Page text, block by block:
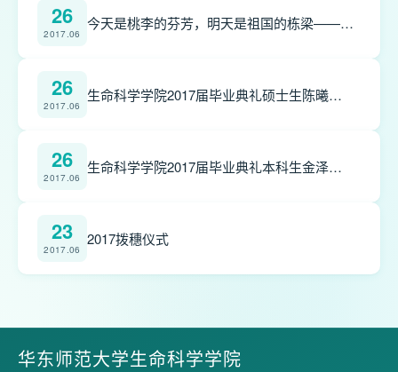
26
2017.06
今天是桃李的芬芳，明天是祖国的栋梁——生命科学学院2017届毕业典礼教师代表陈立侨发言稿
26
2017.06
生命科学学院2017届毕业典礼硕士生陈曦乐发言稿
26
2017.06
生命科学学院2017届毕业典礼本科生金泽霖发言稿
23
2017.06
2017拨穗仪式
华东师范大学生命科学学院